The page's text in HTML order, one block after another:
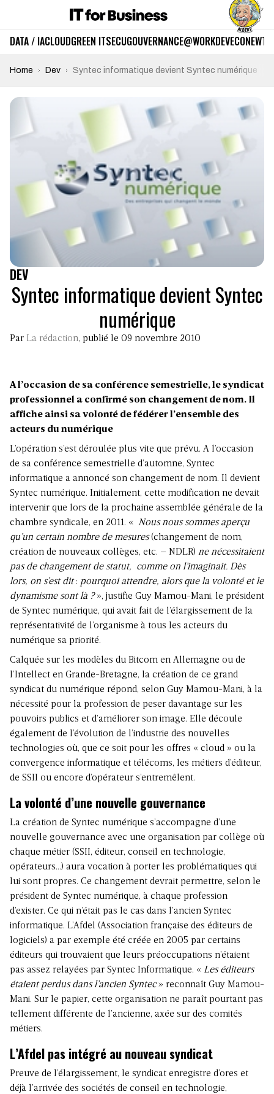
DATA / IACLOUDGREEN ITSECUGOUVERNANCE@WORKDEVECO
Home Dev Syntec informatique devient Syntec numérique
DEV
Syntec informatique devient Syntec
numérique
Par La rédaction, publié le 09 novembre 2010
A l’occasion de sa conférence semestrielle, le syndicat
professionnel a confirmé son changement de nom. Il
affiche ainsi sa volonté de fédérer l’ensemble des
acteurs du numérique
L’opération s’est déroulée plus vite que prévu. A l’occasion
de sa conférence semestrielle d’automne, Syntec
informatique a annoncé son changement de nom. Il devient
Syntec numérique. Initialement, cette modification ne devait
intervenir que lors de la prochaine assemblée générale de la
chambre syndicale, en 2011. « Nous nous sommes aperçu
qu’un certain nombre de mesures(changement de nom,
création de nouveaux collèges, etc. – NDLR) ne nécessitaient
pas de changement de statut, comme on l’imaginait. Dès
lors, on s’est dit: pourquoi attendre, alors que la volonté et le
dynamisme sont là ?», justifie Guy Mamou-Mani, le président
de Syntec numérique, qui avait fait de l’élargissement de la
représentativité de l’organisme à tous les acteurs du
numérique sa priorité.
Calquée sur les modèles du Bitcom en Allemagne ou de
l’Intellect en Grande-Bretagne, la création de ce grand
syndicat du numérique répond, selon Guy Mamou-Mani, à la
nécessité pour la profession de peser davantage sur les
pouvoirs publics et d’améliorer son image. Elle découle
également de l’évolution de l’industrie des nouvelles
technologies où, que ce soit pour les offres « cloud » ou la
convergence informatique et télécoms, les métiers d’éditeur,
de SSII ou encore d’opérateur s’entremêlent.
La volonté d’une nouvelle gouvernance
La création de Syntec numérique s’accompagne d’une
nouvelle gouvernance avec une organisation par collège où
chaque métier (SSII, éditeur, conseil en technologie,
opérateurs…) aura vocation à porter les problématiques qui
lui sont propres. Ce changement devrait permettre, selon le
président de Syntec numérique, à chaque profession
d’exister. Ce qui n’était pas le cas dans l’ancien Syntec
informatique. L’Afdel (Association française des éditeurs de
logiciels) a par exemple été créée en 2005 par certains
éditeurs qui trouvaient que leurs préoccupations n’étaient
pas assez relayées par Syntec Informatique. « Les éditeurs
étaient perdus dans l’ancien Syntec» reconnaît Guy Mamou-
Mani. Sur le papier, cette organisation ne paraît pourtant pas
tellement différente de l’ancienne, axée sur des comités
métiers.
L’Afdel pas intégré au nouveau syndicat
Preuve de l’élargissement, le syndicat enregistre d’ores et
déjà l’arrivée des sociétés de conseil en technologie,